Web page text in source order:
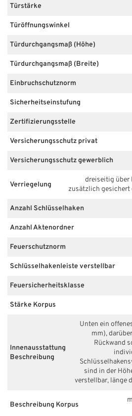
Türstärke
Türöffnungswinkel
Türdurchgangsmaß (Höhe)
Türdurchgangsmaß (Breite)
Einbruchschutznorm
Sicherheitseinstufung
Zertifizierungsstelle
Versicherungsschutz privat
Versicherungsschutz gewerblich
Verriegelung
dreiseitig über
zusätzlich
Anzahl Schlüsselhaken
Anzahl Aktenordner
Feuerschutznorm
Schlüsselhakenleiste verstellbar
Feuersicherheitsklasse
Stärke Korpus
Innenausstattung
Beschreibung
Unten ein
mm),
Rückwand
sind in der
verstellbar, länge
Beschreibung Korpus